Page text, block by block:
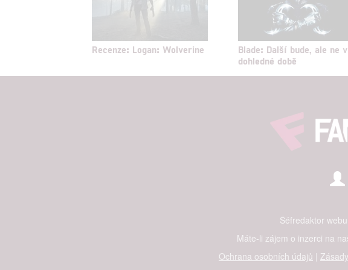
Recenze: Logan: Wolverine
Blade: Další bude, ale ne v
dohledné době
Šéfredaktor
Máte-li zájem o inzerci na
Ochrana osobních údajů |